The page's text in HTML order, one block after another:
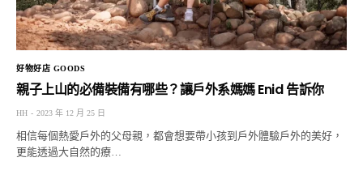
好物好店 GOODS
親子上山的必備裝備有哪些？讓戶外系媽媽 Enid 告訴你
HH 2023 年 12 月 25 日
相信每個熱愛戶外的父母親，都會想要帶小孩到戶外體驗戶外的美好，
更能透過大自然的療…